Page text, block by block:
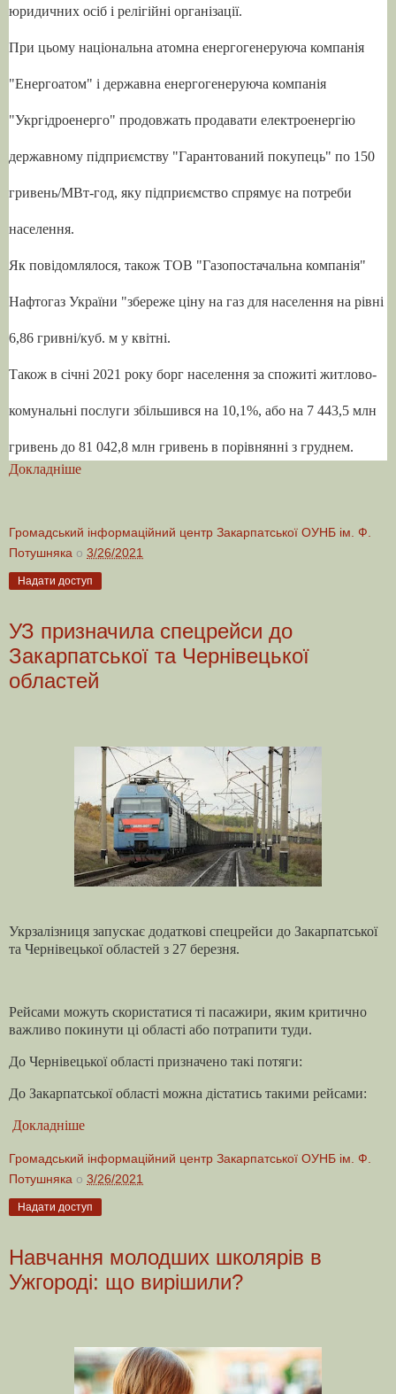
юридичних осіб і релігійні організації.
При цьому національна атомна енергогенеруюча компанія
"Енергоатом" і державна енергогенеруюча компанія
"Укргідроенерго" продовжать продавати електроенергію
державному підприємству "Гарантований покупець" по 150
гривень/МВт-год, яку підприємство спрямує на потреби
населення.
Як повідомлялося, також ТОВ "Газопостачальна компанія"
Нафтогаз України "збереже ціну на газ для населення на рівні
6,86 гривні/куб. м у квітні.
Також в січні 2021 року борг населення за спожиті житлово-
комунальні послуги збільшився на 10,1%, або на 7 443,5 млн
гривень до 81 042,8 млн гривень в порівнянні з груднем.
Докладніше
Громадський інформаційний центр Закарпатської ОУНБ ім. Ф.
Потушняка о 3/26/2021
Надати доступ
УЗ призначила спецрейси до
Закарпатської та Чернівецької
областей
Укрзалізниця запускає додаткові спецрейси до Закарпатської
та Чернівецької областей з 27 березня.
Рейсами можуть скористатися ті пасажири, яким критично
важливо покинути ці області або потрапити туди.
До Чернівецької області призначено такі потяги:
До Закарпатської області можна дістатись такими рейсами:
Докладніше
Громадський інформаційний центр Закарпатської ОУНБ ім. Ф.
Потушняка о 3/26/2021
Надати доступ
Навчання молодших школярів в
Ужгороді: що вирішили?